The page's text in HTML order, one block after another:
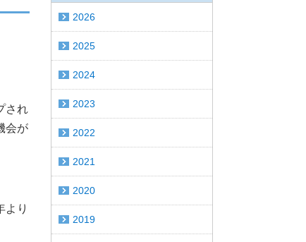
され
会が
より
2026
2025
2024
2023
2022
2021
2020
2019